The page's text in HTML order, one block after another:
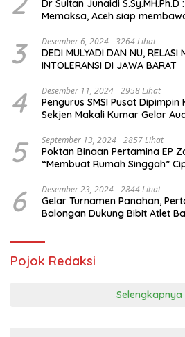
Dr Sultan Junaidi
Memaksa, Aceh siap
3 Desember 6, 2024 3264 Lihat
DEDI MULYADI DAN NU, RELASI
INTOLERANSI DI JAWA BARAT
4 Desember 11, 2024 2958 Lihat
Pengurus SMSI Pusat
Sekjen Makali Kumar Gelar
5 September 13, 2024 2857 Lihat
Poktan Binaan Pertamina EP
“Membuat Rumah Singgah”
6 Desember 23, 2024 2844 Lihat
Gelar Turnamen Panahan,
Balongan Dukung Bibit Atlet
Pojok Redaksi
Selengkapnya